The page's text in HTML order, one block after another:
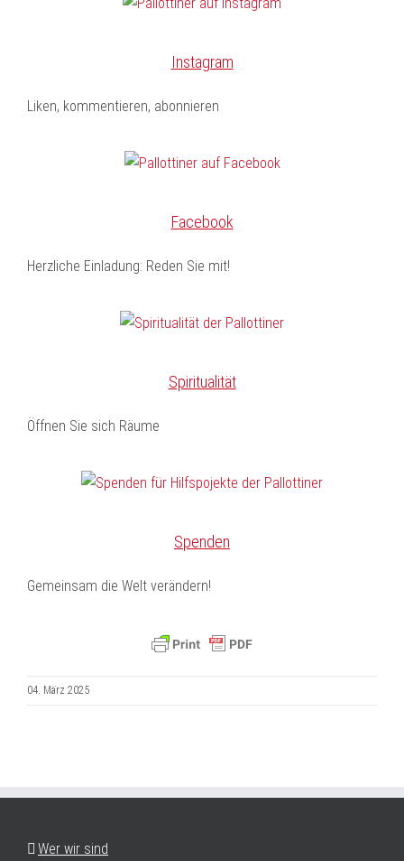
Instagram
Liken, kommentieren, abonnieren
Facebook
Herzliche Einladung: Reden Sie mit!
Spiritualität
Öffnen Sie sich Räume
Spenden
Gemeinsam die Welt verändern!
04. März 2025
Wer wir sind